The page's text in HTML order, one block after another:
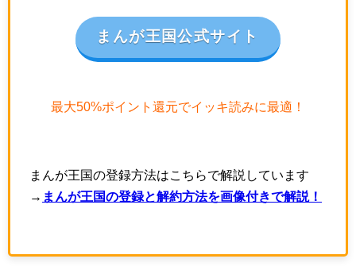
まんが王国公式サイト
最大50%ポイント還元でイッキ読みに最適！
まんが王国の登録方法はこちらで解説しています
→ まんが王国の登録と解約方法を画像付きで解説！